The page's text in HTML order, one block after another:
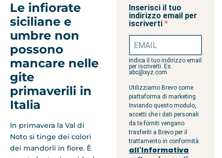
Le infiorate
siciliane e
umbre non
possono
mancare nelle
gite
primaverili in
Italia
In primavera la Val di
Noto si tinge dei colori
dei mandorli in fiore. È
Inserisci il tuo
indirizzo email per
iscriverti
Indica il tuo indirizzo email
per iscriverti. Es.
abc@xyz.com
Utilizziamo Brevo come
piattaforma di marketing.
Inviando questo modulo,
accetti che i dati personali
da te forniti vengano
trasferiti a Brevo per il
trattamento in conformità
all'Informativa